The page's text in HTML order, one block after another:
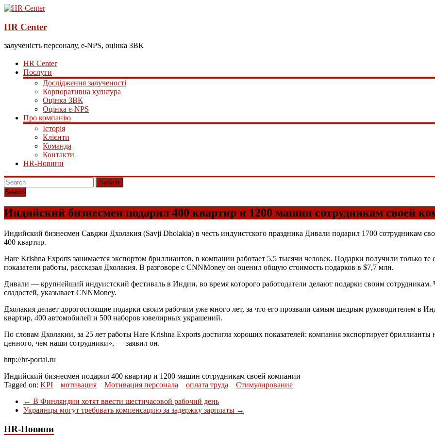
HR Center
залученість персоналу, e-NPS, оцінка ЗВК
HR Center
Послуги
Дослідження залученості
Корпоративна культура
Оцінка ЗВК
Оцінка e-NPS
Про компанію
Історія
Клієнти
Команда
Контакти
HR-Новини
Search
Индийский бизнесмен подарил 400 квартир и 1200 машин сотрудникам своей
Индийский бизнесмен Савджи Дхолакия (Savji Dholakia) в честь индуистского праздника Дивали подарил 1700 сотрудникам
400 квартир.
Hare Krishna Exports занимается экспортом бриллиантов, в компании работает 5,5 тысячи человек. Подарки получили только
показатели работы, рассказал Дхолакия. В разговоре с CNNMoney он оценил общую стоимость подарков в $7,7 млн.
Дивали — крупнейший индуистский фестиваль в Индии, во время которого работодатели делают подарки своим
сладостей, указывает CNNMoney.
Дхолакия делает дорогостоящие подарки своим рабочим уже много лет, за что его прозвали самым щедрым руководителем в
квартир, 400 автомобилей и 500 наборов ювелирных украшений.
По словам Дхолакии, за 25 лет работы Hare Krishna Exports достигла хороших показателей: компания экспортирует
ценного, чем наши сотрудники», — заявил он.
http://hr-portal.ru
Индийский бизнесмен подарил 400 квартир и 1200 машин сотрудникам своей компании
Tagged on: KPI мотивация Мотивация персонала оплата труда
Стимулирование
← В Финляндии хотят ввести шестичасовой рабочий день
Украинцы могут требовать компенсацию за задержку зарплаты →
HR-Новини